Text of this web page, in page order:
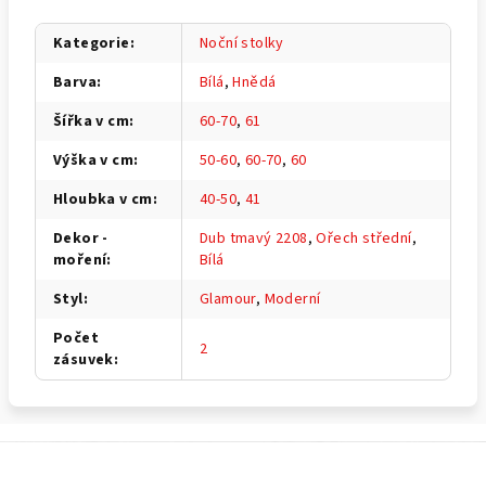
Kategorie:
Noční stolky
Barva: Bílá,Hnědá
Šířka v cm: 60-70, 61
Výška v cm: 50-60, 60-70, 60
Hloubka v cm: 40-50, 41
Dekor -
moření:
Dub tmavý 2208,Ořech střední,
Bílá
Styl: Glamour, Moderní
Počet
zásuvek: 2